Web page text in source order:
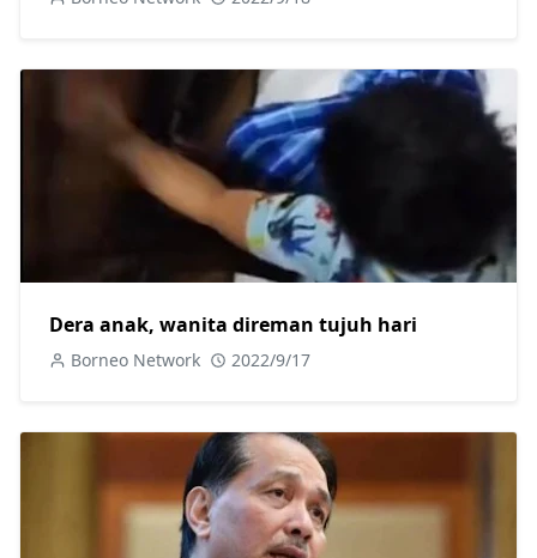
Dera anak, wanita direman tujuh hari
Borneo Network 2022/9/17